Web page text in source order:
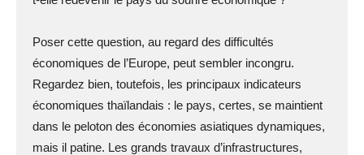
Poser cette question, au regard des difficultés
économiques de l’Europe, peut sembler incongru.
Regardez bien, toutefois, les principaux indicateurs
économiques thaïlandais : le pays, certes, se maintient
dans le peloton des économies asiatiques dynamiques,
mais il patine. Les grands travaux d’infrastructures,